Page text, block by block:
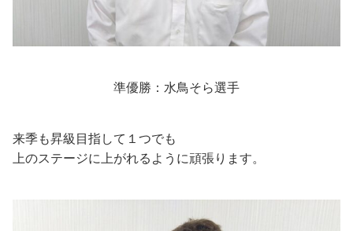
準優勝：水鳥そら選手
来季も昇級目指して１つでも
上のステージに上がれるように頑張ります。